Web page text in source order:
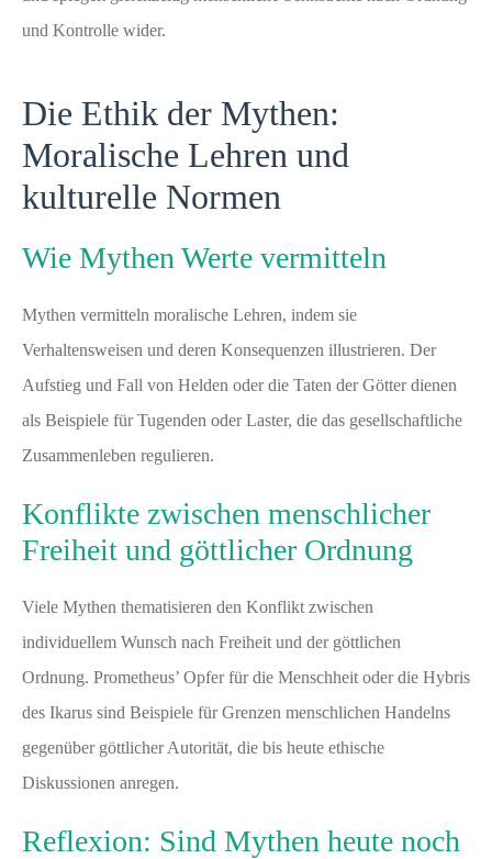
und Kontrolle wider.
Die Ethik der Mythen:
Moralische Lehren und
kulturelle Normen
Wie Mythen Werte vermitteln
Mythen vermitteln moralische Lehren, indem sie
Verhaltensweisen und deren Konsequenzen illustrieren. Der
Aufstieg und Fall von Helden oder die Taten der Götter dienen
als Beispiele für Tugenden oder Laster, die das gesellschaftliche
Zusammenleben regulieren.
Konflikte zwischen menschlicher
Freiheit und göttlicher Ordnung
Viele Mythen thematisieren den Konflikt zwischen
individuellem Wunsch nach Freiheit und der göttlichen
Ordnung. Prometheus’ Opfer für die Menschheit oder die Hybris
des Ikarus sind Beispiele für Grenzen menschlichen Handelns
gegenüber göttlicher Autorität, die bis heute ethische
Diskussionen anregen.
Reflexion: Sind Mythen heute noch